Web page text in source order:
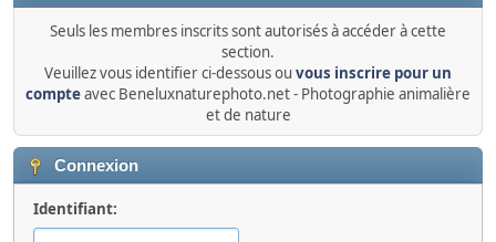
Seuls les membres inscrits sont autorisés à accéder à cette
section.
Veuillez vous identifier ci-dessous ou vous inscrire pour un
compteavec Beneluxnaturephoto.net - Photographie animalière
et de nature
Connexion
Identifiant: